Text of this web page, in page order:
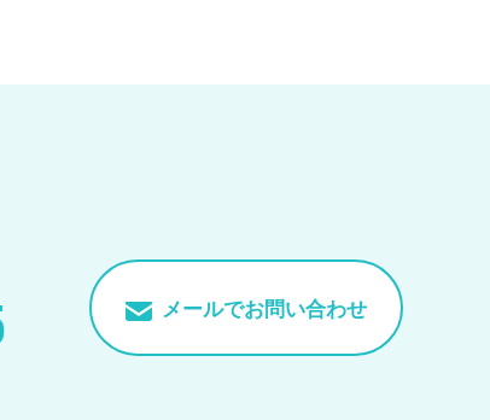
メールでお問い合わせ